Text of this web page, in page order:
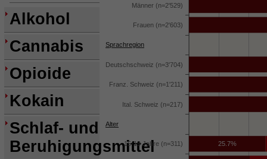
Alkohol
Cannabis
Opioide
Kokain
Schlaf- und
Beruhigungsmittel
15-19 Jahre (n=311)
Alter
Ital. Schweiz (n=217)
Franz. Schweiz (n=1'211)
Deutschschweiz (n=3'704)
Sprachregion
Frauen (n=2'603)
Männer (n=2'529)
25.7%